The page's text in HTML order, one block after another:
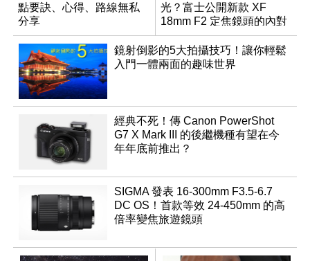
點要訣、心得、路線無私
分享
光？富士公開新款 XF
18mm F2 定焦鏡頭的內對
焦專利
鏡射倒影的5大拍攝技巧！讓你輕鬆
入門一體兩面的趣味世界
經典不死！傳 Canon PowerShot
G7 X Mark III 的後繼機種有望在今
年年底前推出？
SIGMA 發表 16-300mm F3.5-6.7
DC OS！首款等效 24-450mm 的高
倍率變焦旅遊鏡頭